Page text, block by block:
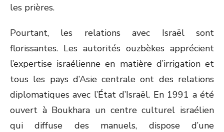
les prières.
Pourtant, les relations avec Israël sont
florissantes. Les autorités ouzbèkes apprécient
l’expertise israélienne en matière d’irrigation et
tous les pays d’Asie centrale ont des relations
diplomatiques avec l’État d’Israël. En 1991 a été
ouvert à Boukhara un centre culturel israélien
qui diffuse des manuels, dispose d’une